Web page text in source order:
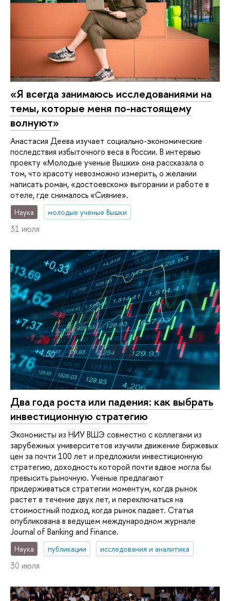
«Я всегда занимаюсь исследованиями на
темы, которые меня по-настоящему
волнуют»
Анастасия Деева изучает социально-экономические
последствия избыточного веса в России. В интервью
проекту «Молодые ученые Вышки» она рассказала о
том, что красоту невозможно измерить, о желании
написать роман, «достоевском» выгорании и работе в
отеле, где снималось «Сияние».
Наука молодые ученые Вышки
31 июля
Два года роста или падения: как выбрать
инвестиционную стратегию
Экономисты из НИУ ВШЭ совместно с коллегами из
зарубежных университетов изучили движение биржевых
цен за почти 100 лет и предложили инвестиционную
стратегию, доходность которой почти вдвое могла бы
превысить рыночную. Ученые предлагают
придерживаться стратегии моментум, когда рынок
растет в течение двух лет, и переключаться на
стоимостный подход, когда рынок падает. Статья
опубликована в ведущем международном журнале
Journal of Banking and Finance.
Наука публикации исследования и аналитика
30 июля